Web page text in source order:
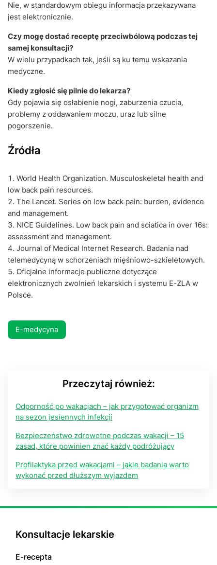
Nie, w standardowym obiegu informacja przekazywana
jest elektronicznie.
Czy mogę dostać receptę przeciwbólową podczas tej
samej konsultacji?
W wielu przypadkach tak, jeśli są ku temu wskazania
medyczne.
Kiedy zgłosić się pilnie do lekarza?
Gdy pojawia się osłabienie nogi, zaburzenia czucia,
problemy z oddawaniem moczu, uraz lub silne
pogorszenie.
Źródła
World Health Organization. Musculoskeletal health and
low back pain resources.
The Lancet. Series on low back pain: burden, evidence
and management.
NICE Guidelines. Low back pain and sciatica in over 16s:
assessment and management.
Journal of Medical Internet Research. Badania nad
telemedycyną w schorzeniach mięśniowo-szkieletowych.
Oficjalne informacje publiczne dotyczące
elektronicznych zwolnień lekarskich i systemu E-ZLA w
Polsce.
E-medycyna
Przeczytaj również:
Odporność po wakacjach – jak przygotować organizm
na sezon jesiennych infekcji
Bezpieczeństwo zdrowotne podczas wakacji – 15
zasad, które powinien znać każdy podróżujący
Profilaktyka przed wakacjami – jakie badania warto
wykonać przed dłuższym wyjazdem
Konsultacje lekarskie
E-recepta